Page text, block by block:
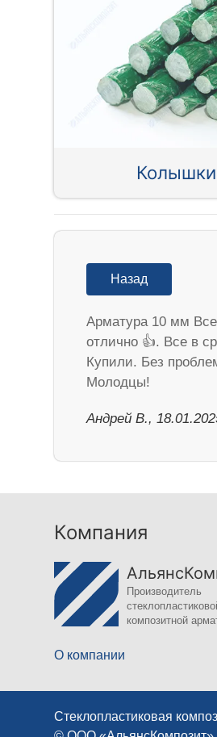
Назад
Арматура 10 мм Все
отлично 👍. Все в
Купили. Без
Молодцы!
Андрей В.,
Компания
Производитель
композитной
О компании
Стеклопластиковая